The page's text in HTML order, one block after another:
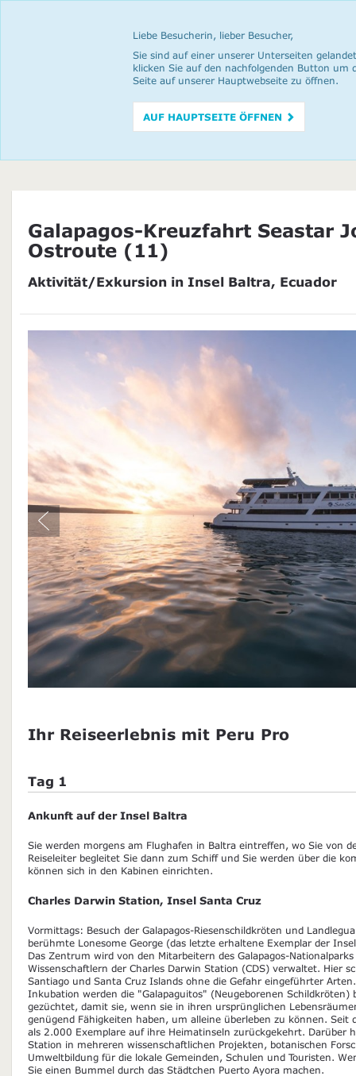
Liebe Besucherin, lieber Besucher,
Sie sind auf einer unserer Unterseiten
klicken Sie auf den nachfolgenden Button um
Seite auf unserer Hauptwebseite zu öffnen.
AUF HAUPTSEITE ÖFFNEN
Galapagos-Kreuzfahrt Seastar
Ostroute (11)
Aktivität/Exkursion in Insel Baltra, Ecuador
Ihr Reiseerlebnis mit Peru Pro
Tag 1
Ankunft auf der Insel Baltra
Sie werden morgens am Flughafen in Baltra eintreffen, wo Sie von
Reiseleiter begleitet Sie dann zum Schiff und Sie werden über die
können sich in den Kabinen einrichten.
Charles Darwin Station, Insel Santa Cruz
Vormittags: Besuch der Galapagos-Riesenschildkröten und
berühmte Lonesome George (das letzte erhaltene Exemplar der
Das Zentrum wird von den Mitarbeitern des Galapagos-
Wissenschaftlern der Charles Darwin Station (CDS) verwaltet. Hier
Santiago und Santa Cruz Islands ohne die Gefahr eingeführter
Inkubation werden die "Galapaguitos" (Neugeborenen Schildkröten)
gezüchtet, damit sie, wenn sie in ihren ursprünglichen
genügend Fähigkeiten haben, um alleine überleben zu können. Seit
als 2.000 Exemplare auf ihre Heimatinseln zurückgekehrt. Darüber
Station in mehreren wissenschaftlichen Projekten, botanischen
Umweltbildung für die lokale Gemeinden, Schulen und Touristen.
Sie einen Bummel durch das Städtchen Puerto Ayora machen.